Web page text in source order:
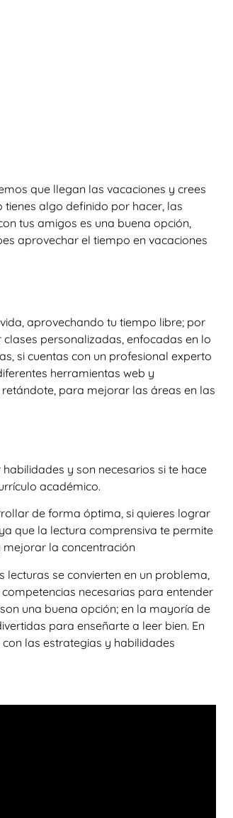
que llegan las vacaciones y crees
algo definido por hacer, las
tus amigos es una buena opción,
aprovechar el tiempo en vacaciones
aprovechando tu tiempo libre; por
personalizadas, enfocadas en lo
si cuentas con un profesional experto
herramientas web y
para mejorar las áreas en las
y son necesarios si te hace
académico.
de forma óptima, si quieres lograr
que la lectura comprensiva te permite
la concentración
se convierten en un problema,
necesarias para entender
una buena opción; en la mayoría de
para enseñarte a leer bien. En
las estrategias y habilidades